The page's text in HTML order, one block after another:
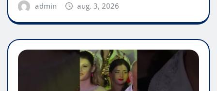
admin aug. 3, 2026